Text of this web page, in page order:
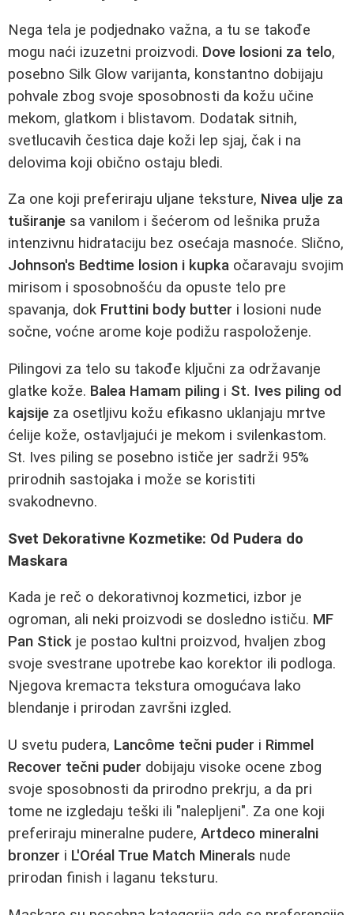
Negа tela je podjednako važna, a tu se takođe
mogu naći izuzetni proizvodi. Dove losioni za telo,
posebno Silk Glow varijanta, konstantno dobijaju
pohvale zbog svoje sposobnosti da kožu učine
mekom, glatkom i blistavom. Dodatak sitnih,
svetlucavih čestica daje koži lep sjaj, čak i na
delovima koji obično ostaju bledi.
Za one koji preferiraju uljane teksture, Nivea ulje za
tuširanje sa vanilom i šećerom od lešnika pruža
intenzivnu hidrataciju bez osećaja masnoće. Slično,
Johnson's Bedtime losion i kupka očaravaju svojim
mirisom i sposobnošću da opuste telo pre
spavanja, dok Fruttini body butter i losioni nude
sočne, voćne arome koje podižu raspoloženje.
Pilingovi za telo su takođe ključni za održavanje
glatke kože. Balea Hamam piling i St. Ives piling od
kajsije za osetljivu kožu efikasno uklanjaju mrtve
ćelije kože, ostavljajući je mekom i svilenkastom.
St. Ives piling se posebno ističe jer sadrži 95%
prirodnih sastojaka i može se koristiti
svakodnevno.
Svet Dekorativne Kozmetike: Od Puderа do
Maskara
Kada je reč o dekorativnoj kozmetici, izbor je
ogroman, ali neki proizvodi se dosledno ističu. MF
Pan Stick je postao kultni proizvod, hvaljen zbog
svoje svestrane upotrebe kao korektor ili podloga.
Njegova kremaста tekstura omogućava lako
blendanje i prirodan završni izgled.
U svetu pudera, Lancôme tečni puder i Rimmel
Recover tečni puder dobijaju visoke ocene zbog
svoje sposobnosti da prirodno prekrju, a da pri
tome ne izgledaju teški ili "nalepljeni". Za one koji
preferiraju mineralne pudere, Artdeco mineralni
bronzer i L'Oréal True Match Minerals nude
prirodan finish i laganu teksturu.